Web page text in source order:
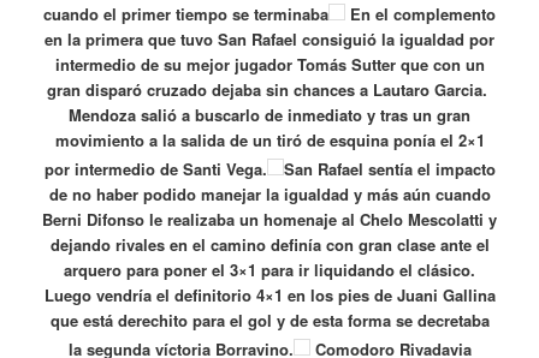
cuando el primer tiempo se terminaba
En el complemento
en la primera que tuvo San Rafael consiguió la igualdad por
intermedio de su mejor jugador Tomás Sutter que con un
gran disparó cruzado dejaba sin chances a Lautaro Garcia.
Mendoza salió a buscarlo de inmediato y tras un gran
movimiento a la salida de un tiró de esquina ponía el 2×1
por intermedio de Santi Vega.
San Rafael sentía el impacto
de no haber podido manejar la igualdad y más aún cuando
Berni Difonso le realizaba un homenaje al Chelo Mescolatti y
dejando rivales en el camino definía con gran clase ante el
arquero para poner el 3×1 para ir liquidando el clásico.
Luego vendría el definitorio 4×1 en los pies de Juani Gallina
que está derechito para el gol y de esta forma se decretaba
la segunda víctoria Borravino.
Comodoro Rivadavia